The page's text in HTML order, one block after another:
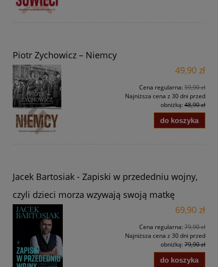
Piotr Zychowicz – Niemcy
49,90 zł
Cena regularna: 59,90 zł
Najniższa cena z 30 dni przed
obniżką: 48,90 zł
do koszyka
Jacek Bartosiak - Zapiski w przededniu wojny,
czyli dzieci morza wzywają swoją matkę
69,90 zł
Cena regularna: 79,90 zł
Najniższa cena z 30 dni przed
obniżką: 79,90 zł
do koszyka